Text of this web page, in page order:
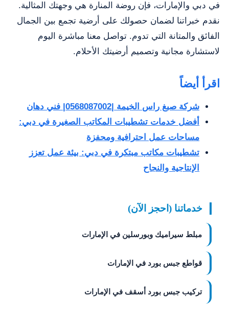
في دبي والإمارات، فإن روضة المنارة هي وجهتك المثالية.
نقدم خبراتنا لضمان حصولك على أرضية تجمع بين الجمال
الفائق والمتانة التي تدوم. تواصل معنا مباشرة اليوم
لاستشارة مجانية وتصميم أرضيتك الأحلام.
اقرأ أيضاً
شركة صبغ راس الخيمة |0568087002| فني دهان
أفضل خدمات تشطيبات المكاتب الصغيرة في دبي:
مساحات عمل احترافية ومحفزة
تشطيبات مكاتب مبتكرة في دبي: بيئة عمل تعزز
الإنتاجية والنجاح
خدماتنا (احجز الآن)
مبلط سيراميك وبورسلين في الإمارات
قواطع جبس بورد في الإمارات
تركيب جبس بورد أسقف في الإمارات